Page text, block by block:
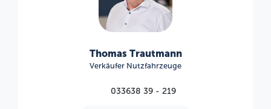
Thomas Trautmann
Verkäufer Nutzfahrzeuge
033638 39 - 219